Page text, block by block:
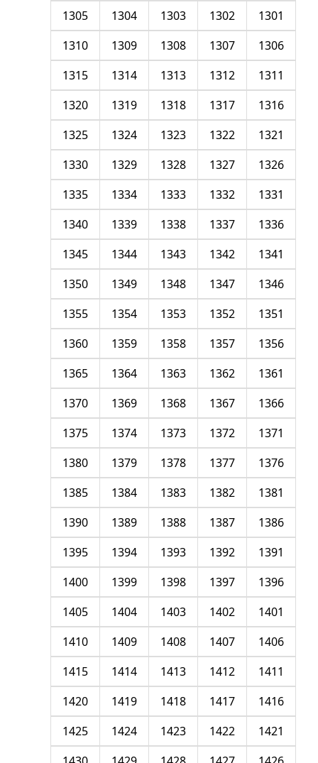
1301
1302
1303
1304
1305
1306
1307
1308
1309
1310
1311
1312
1313
1314
1315
1316
1317
1318
1319
1320
1321
1322
1323
1324
1325
1326
1327
1328
1329
1330
1331
1332
1333
1334
1335
1336
1337
1338
1339
1340
1341
1342
1343
1344
1345
1346
1347
1348
1349
1350
1351
1352
1353
1354
1355
1356
1357
1358
1359
1360
1361
1362
1363
1364
1365
1366
1367
1368
1369
1370
1371
1372
1373
1374
1375
1376
1377
1378
1379
1380
1381
1382
1383
1384
1385
1386
1387
1388
1389
1390
1391
1392
1393
1394
1395
1396
1397
1398
1399
1400
1401
1402
1403
1404
1405
1406
1407
1408
1409
1410
1411
1412
1413
1414
1415
1416
1417
1418
1419
1420
1421
1422
1423
1424
1425